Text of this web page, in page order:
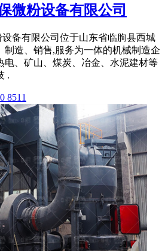
微粉设备有限公司
备有限公司位于山东省临朐县西城
制造、销售,服务为一体的机械制造企
电、矿山、煤炭、冶金、水泥建材等
.
8511